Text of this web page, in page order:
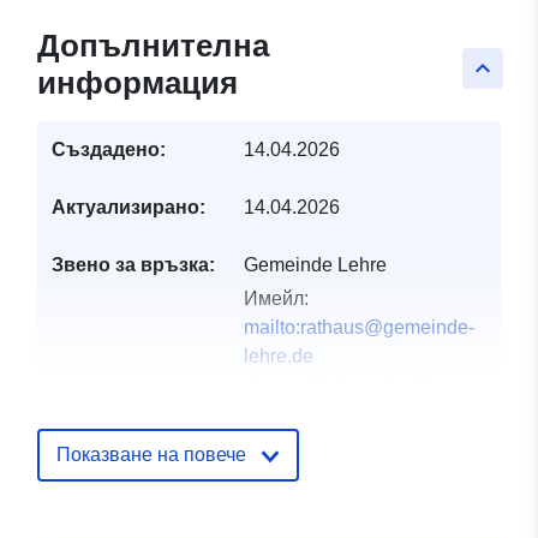
keyboard_arrow_up
Допълнителна
информация
Създадено: 14.04.2026
Актуализирано: 14.04.2026
Звено за връзка:
Gemeinde Lehre
Имейл:
mailto:rathaus@gemeinde-
lehre.de
Deutschland
URL адрес:
Показване на повече